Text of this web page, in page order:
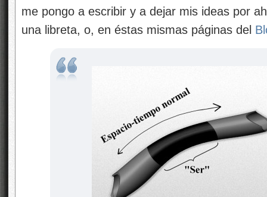
me pongo a escribir y a dejar mis ideas por
una libreta, o, en éstas mismas páginas del